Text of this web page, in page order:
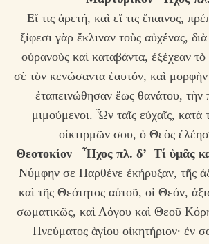
Εἴ τις ἀρετή, καὶ εἴ τις ἔπαινος,
ξίφεσι γὰρ ἔκλιναν τοὺς αὐχένας,
οὐρανοὺς καὶ καταβάντα, ἐξέχεαν
σὲ τὸν κενώσαντα ἑαυτόν, καὶ
ἐταπεινώθησαν ἕως θανάτου, τὴν
μιμούμενοι. Ὧν ταῖς εὐχαῖς, κατὰ
οἰκτιρμῶν σου, ὁ Θεὸς
Θεοτοκίον Ἦχος πλ. δ’ Τί ὑμᾶς
Νύμφην σε Παρθένε ἐκήρυξαν, τῆς
καὶ τῆς Θεότητος αὐτοῦ, οἱ Θεόν,
σωματικῶς, καὶ Λόγου καὶ Θεοῦ
Πνεύματος ἁγίου οἰκητήριον· ἐν